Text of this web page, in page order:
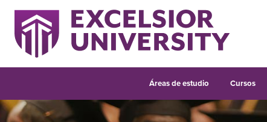
Áreas de estudio Cursos